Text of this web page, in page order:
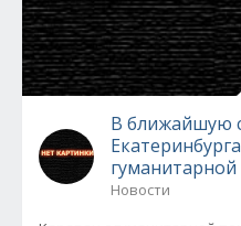
В ближайшую
Новости